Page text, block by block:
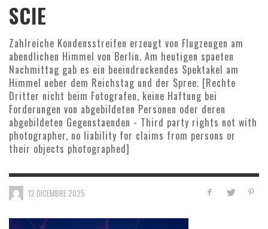
SCIE
Zahlreiche Kondensstreifen erzeugt von Flugzeugen am
abendlichen Himmel von Berlin. Am heutigen spaeten
Nachmittag gab es ein beeindruckendes Spektakel am
Himmel ueber dem Reichstag und der Spree. [Rechte
Dritter nicht beim Fotografen, keine Haftung bei
Forderungen von abgebildeten Personen oder deren
abgebildeten Gegenstaenden - Third party rights not with
photographer, no liability for claims from persons or
their objects photographed]
12 DICEMBRE 2025